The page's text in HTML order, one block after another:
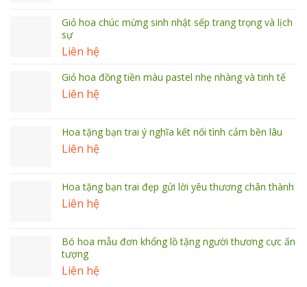
Giỏ hoa chúc mừng sinh nhật sếp trang trọng và lịch
sự
Liên hệ
Giỏ hoa đồng tiền màu pastel nhẹ nhàng và tinh tế
Liên hệ
Hoa tặng bạn trai ý nghĩa kết nối tình cảm bền lâu
Liên hệ
Hoa tặng bạn trai đẹp gửi lời yêu thương chân thành
Liên hệ
Bó hoa mẫu đơn khổng lồ tặng người thương cực ấn
tượng
Liên hệ